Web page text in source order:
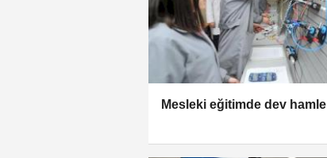
Mesleki eğitimde dev hamle